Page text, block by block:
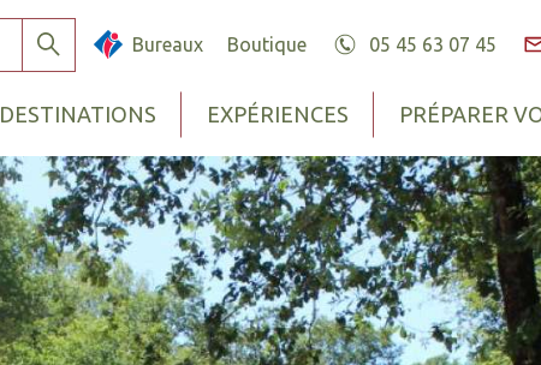
DESTINATIONS EXPÉRIENCES PRÉPARER
RechercherBureaux Boutique 05 45 63 07 45